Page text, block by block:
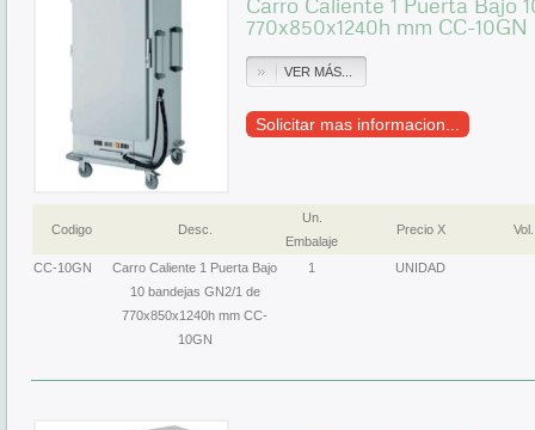
770x850x1240h mm CC-10GN
VER MÁS...
Solicitar mas informacion...
Codigo Desc.
Un.
Embalaje
Precio X Vol.
CC-10GN
Carro Caliente 1 Puerta Bajo
10 bandejas GN2/1 de
770x850x1240h mm CC-
10GN
1 UNIDAD